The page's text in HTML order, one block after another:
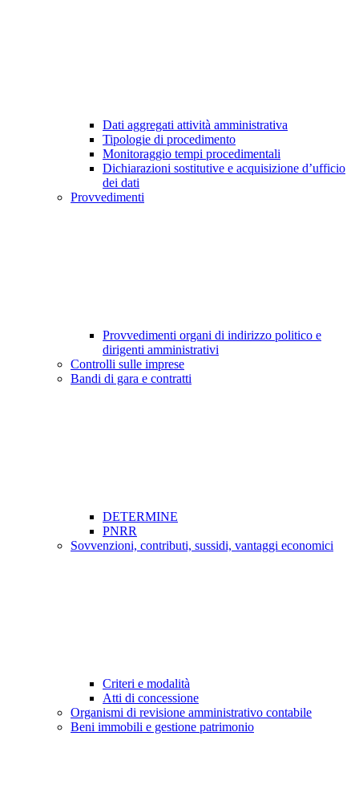
Dati aggregati attività amministrativa
Tipologie di procedimento
Monitoraggio tempi procedimentali
Dichiarazioni sostitutive e acquisizione d’ufficio
dei dati
Provvedimenti
Provvedimenti organi di indirizzo politico e
dirigenti amministrativi
Controlli sulle imprese
Bandi di gara e contratti
DETERMINE
PNRR
Sovvenzioni, contributi, sussidi, vantaggi economici
Criteri e modalità
Atti di concessione
Organismi di revisione amministrativo contabile
Beni immobili e gestione patrimonio